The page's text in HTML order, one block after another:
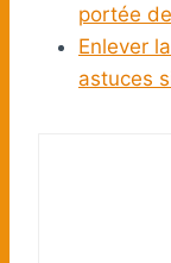
portée
Enlever
astuces